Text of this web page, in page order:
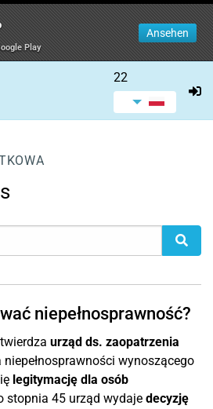
Play
Ansehen
22
niepełnosprawność?
urząd ds. zaopatrzenia
niepełnosprawności wynoszącego
legitymację dla osób
stopnia 45 urząd wydaje decyzję